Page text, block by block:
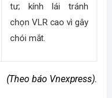
tư; kính lái tránh
chọn VLR cao vì gây
chói mắt.
(Theo báo Vnexpress).